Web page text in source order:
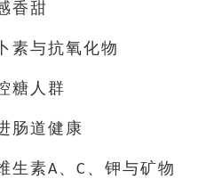
香甜
素与抗氧化物
糖人群
肠道健康
生素A、C、钾与矿物